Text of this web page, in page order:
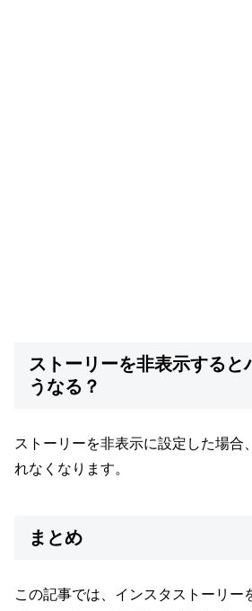
ストーリーを非表示すると
うなる？
ストーリーを非表示に設定した場合
れなくなります。
まとめ
この記事では、インスタストーリー